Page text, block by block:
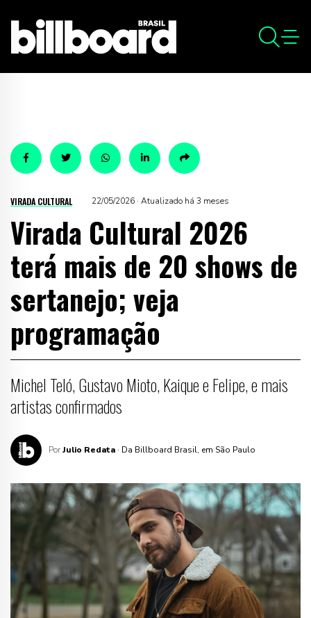
VIRADA CULTURAL 22/05/2026 · Atualizado há 3 meses
Virada Cultural 2026
terá mais de 20 shows de
sertanejo; veja
programação
Michel Teló, Gustavo Mioto, Kaique e Felipe, e mais
artistas confirmados
PorJulio Redata · Da Billboard Brasil, em São Paulo